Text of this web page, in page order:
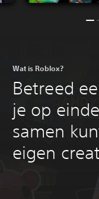
Wat is Roblox?‎
Betreed
je op
samen
eigen